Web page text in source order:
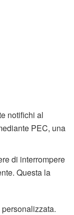
notifichi al
PEC, una
di interrompere
Questa la